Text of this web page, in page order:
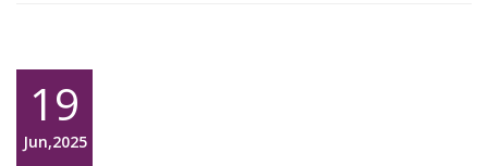
19
Jun,2025